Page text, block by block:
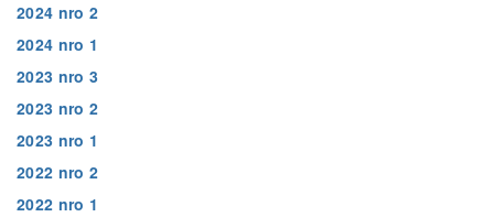
2024 nro 2
2024 nro 1
2023 nro 3
2023 nro 2
2023 nro 1
2022 nro 2
2022 nro 1